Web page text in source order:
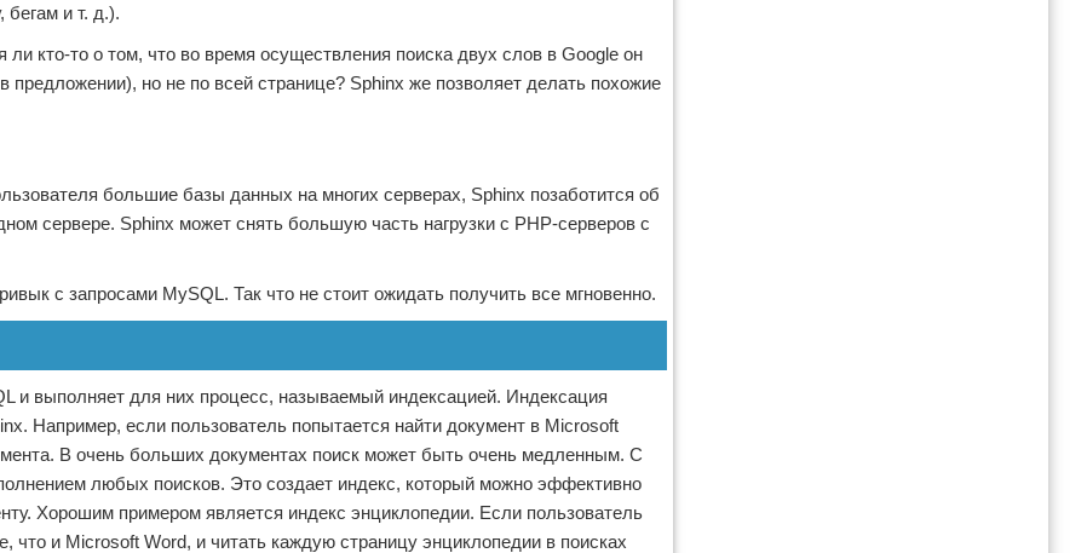
бегам и т. д.).
кто-то о том, что во время осуществления поиска двух слов в Google он
но не по всей странице? Sphinx же позволяет делать похожие
большие базы данных на многих серверах, Sphinx позаботится об
сервере. Sphinx может снять большую часть нагрузки с PHP-серверов с
с запросами MySQL. Так что не стоит ожидать получить все мгновенно.
и выполняет для них процесс, называемый индексацией. Индексация
Например, если пользователь попытается найти документ в Microsoft
В очень больших документах поиск может быть очень медленным. С
любых поисков. Это создает индекс, который можно эффективно
Хорошим примером является индекс энциклопедии. Если пользователь
и Microsoft Word, и читать каждую страницу энциклопедии в поисках